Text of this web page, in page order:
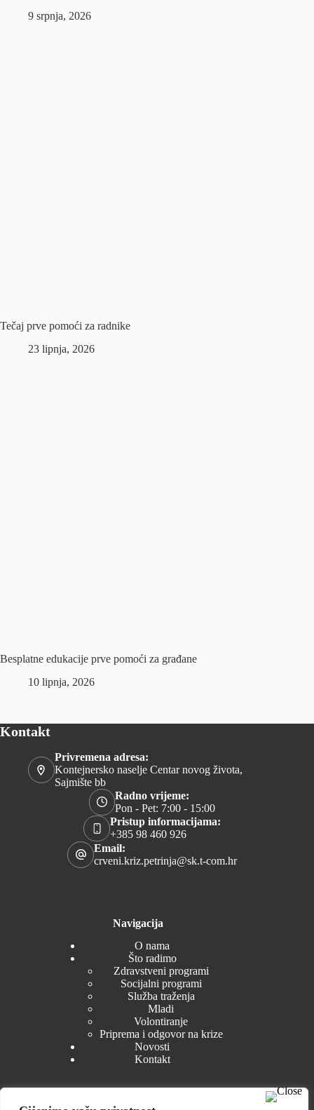
9 srpnja, 2026
Tečaj prve pomoći za radnike
23 lipnja, 2026
Besplatne edukacije prve pomoći za građane
10 lipnja, 2026
Kontakt
Privremena adresa:
Kontejnersko naselje Centar novog života,
Sajmište bb
Radno vrijeme:
Pon - Pet: 7:00 - 15:00
Pristup informacijama:
+385 98 460 926
Email:
crveni.kriz.petrinja@sk.t-com.hr
Navigacija
O nama
Što radimo
Zdravstveni programi
Socijalni programi
Služba traženja
Mladi
Volontiranje
Priprema i odgovor na krize
Novosti
Kontakt